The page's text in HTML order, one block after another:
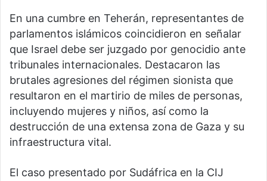
En una cumbre en Teherán, representantes de
parlamentos islámicos coincidieron en señalar
que Israel debe ser juzgado por genocidio ante
tribunales internacionales. Destacaron las
brutales agresiones del régimen sionista que
resultaron en el martirio de miles de personas,
incluyendo mujeres y niños, así como la
destrucción de una extensa zona de Gaza y su
infraestructura vital.
El caso presentado por Sudáfrica en la CIJ